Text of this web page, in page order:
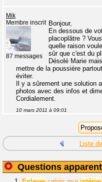
Mik
Membre inscrit
87 messages
Bonjour,
En dessous de
placoplâtre ?
quelle raison
sûr que c'est du
Désolé Marie
mettre de la poussière
éviter.
Il y a sûrement une solution
photos avec des infos et
Cordialement.
10 mars 2011 à 09:01
Liste
Questions